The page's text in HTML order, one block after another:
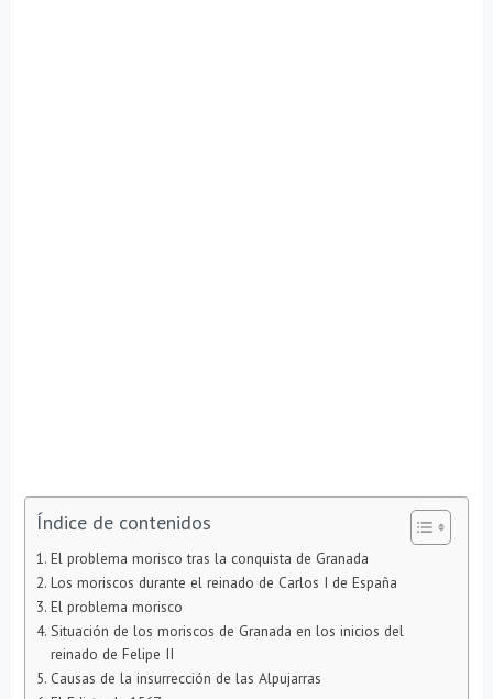
Índice de contenidos
El problema morisco tras la conquista de Granada
Los moriscos durante el reinado de Carlos I de España
El problema morisco
Situación de los moriscos de Granada en los inicios del
reinado de Felipe II
Causas de la insurrección de las Alpujarras